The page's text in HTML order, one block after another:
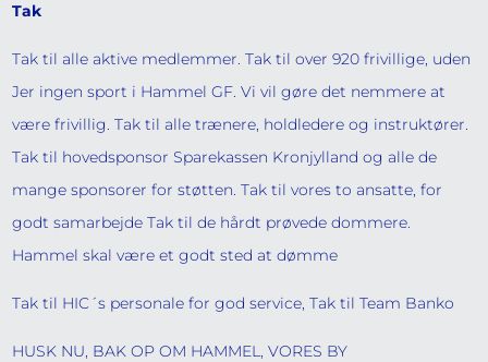
Tak
Tak til alle aktive medlemmer. Tak til over 920 frivillige, uden
Jer ingen sport i Hammel GF. Vi vil gøre det nemmere at
være frivillig. Tak til alle trænere, holdledere og instruktører.
Tak til hovedsponsor Sparekassen Kronjylland og alle de
mange sponsorer for støtten. Tak til vores to ansatte, for
godt samarbejde Tak til de hårdt prøvede dommere.
Hammel skal være et godt sted at dømme
Tak til HIC´s personale for god service, Tak til Team Banko
HUSK NU, BAK OP OM HAMMEL, VORES BY